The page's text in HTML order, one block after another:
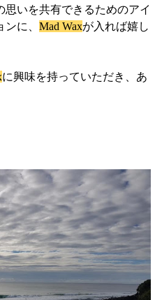
いを共有できるためのアイ
に、 Mad Waxが入れば嬉し
に興味を持っていただき、あ